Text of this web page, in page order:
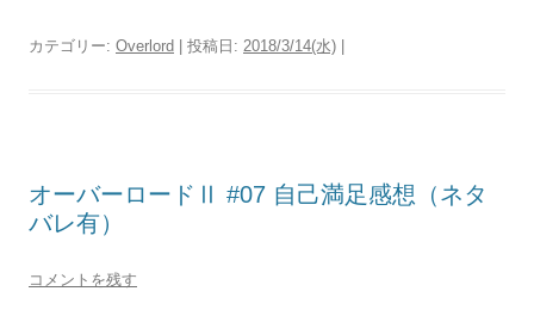
カテゴリー: Overlord | 投稿日: 2018/3/14(水)
オーバーロードⅡ #07 自己満足感想（ネタ
バレ有）
コメントを残す